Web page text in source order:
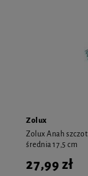
Zolux
Zolux Anah
średnia 17,5 cm
27,99 zł